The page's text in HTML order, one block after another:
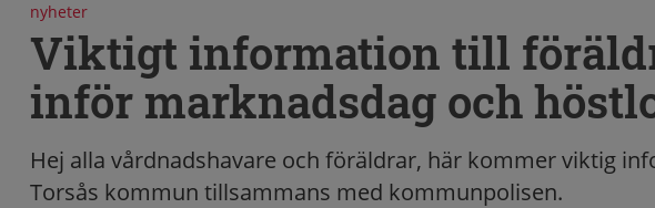
nyheter
Viktigt information till
inför marknadsdag och
Hej alla vårdnadshavare och föräldrar, här kommer viktig
Torsås kommun tillsammans med kommunpolisen.